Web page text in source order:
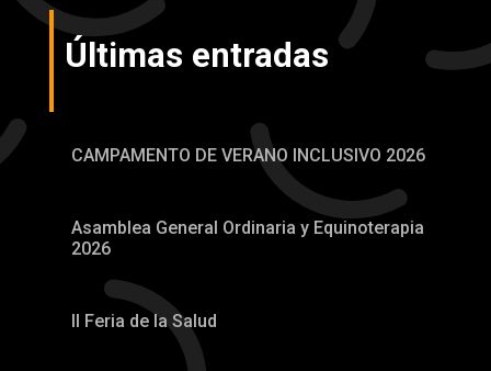
Últimas entradas
CAMPAMENTO DE VERANO INCLUSIVO 2026
Asamblea General Ordinaria y Equinoterapia
2026
II Feria de la Salud